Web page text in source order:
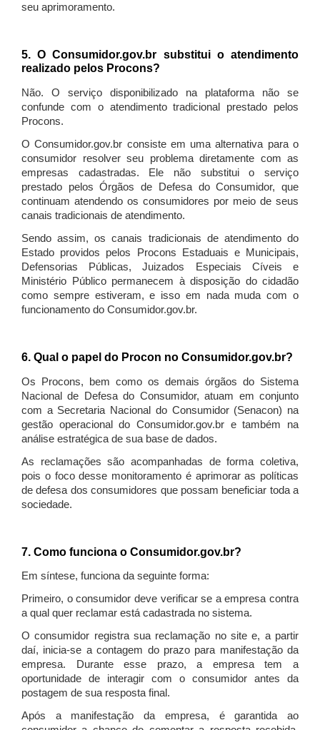
seu aprimoramento.
5. O Consumidor.gov.br substitui o atendimento
realizado pelos Procons?
Não. O serviço disponibilizado na plataforma não se
confunde com o atendimento tradicional prestado pelos
Procons.
O Consumidor.gov.br consiste em uma alternativa para o
consumidor resolver seu problema diretamente com as
empresas cadastradas. Ele não substitui o serviço
prestado pelos Órgãos de Defesa do Consumidor, que
continuam atendendo os consumidores por meio de seus
canais tradicionais de atendimento.
Sendo assim, os canais tradicionais de atendimento do
Estado providos pelos Procons Estaduais e Municipais,
Defensorias Públicas, Juizados Especiais Cíveis e
Ministério Público permanecem à disposição do cidadão
como sempre estiveram, e isso em nada muda com o
funcionamento do Consumidor.gov.br.
6. Qual o papel do Procon no Consumidor.gov.br?
Os Procons, bem como os demais órgãos do Sistema
Nacional de Defesa do Consumidor, atuam em conjunto
com a Secretaria Nacional do Consumidor (Senacon) na
gestão operacional do Consumidor.gov.br e também na
análise estratégica de sua base de dados.
As reclamações são acompanhadas de forma coletiva,
pois o foco desse monitoramento é aprimorar as políticas
de defesa dos consumidores que possam beneficiar toda a
sociedade.
7. Como funciona o Consumidor.gov.br?
Em síntese, funciona da seguinte forma:
Primeiro, o consumidor deve verificar se a empresa contra
a qual quer reclamar está cadastrada no sistema.
O consumidor registra sua reclamação no site e, a partir
daí, inicia-se a contagem do prazo para manifestação da
empresa. Durante esse prazo, a empresa tem a
oportunidade de interagir com o consumidor antes da
postagem de sua resposta final.
Após a manifestação da empresa, é garantida ao